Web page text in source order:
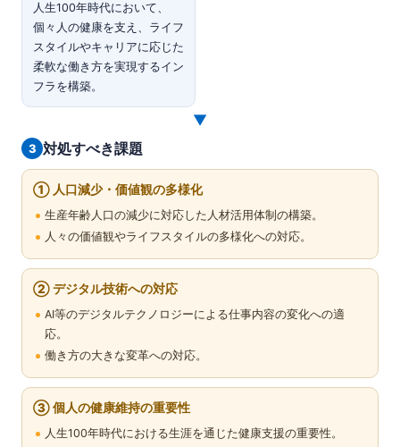
人生100年時代において、
個々人の健康を支え、ライフ
スタイルやキャリアに応じた
柔軟な働き方を実現するイン
フラを構築。
▼
3 対処すべき課題
① 人口減少・価値観の多様化
生産年齢人口の減少に対応した人材活用体制の構築。
人々の価値観やライフスタイルの多様化への対応。
② デジタル技術への対応
AI等のデジタルテクノロジーによる仕事内容の変化への適
応。
働き方の大きな変革への対応。
③ 個人の健康維持の重要性
人生100年時代における生涯を通じた健康支援の重要性。